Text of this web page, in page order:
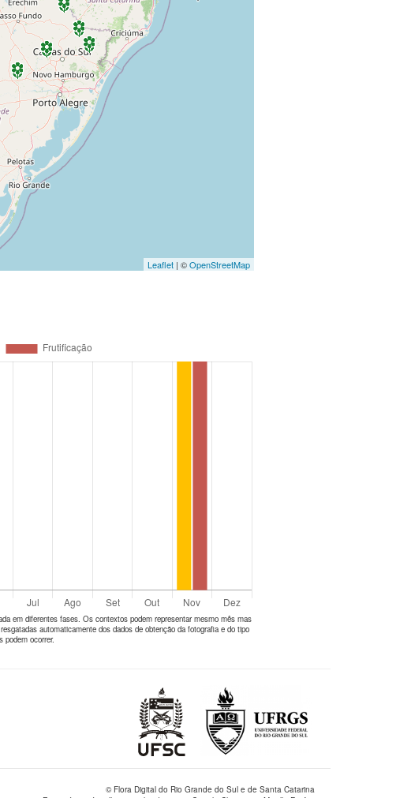
Leaflet| ©OpenStreetMap
em diferentes fases. Os contextos podem representar mesmo mês mas
automaticamente dos dados de obtenção da fotografia e do tipo
podem ocorrer.
© Flora Digital do Rio Grande do Sul e de Santa Catarina